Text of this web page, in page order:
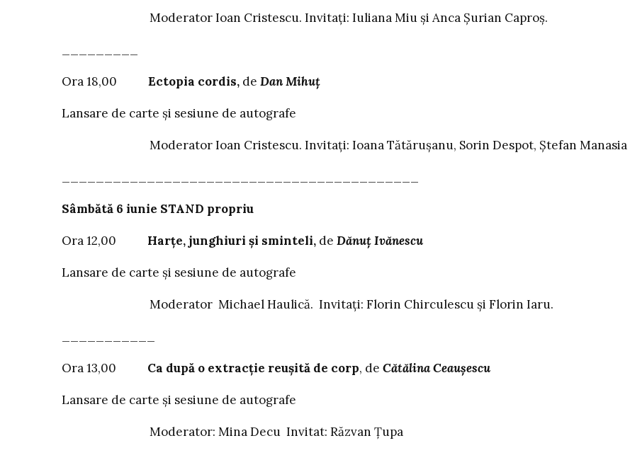
Moderator Ioan Cristescu. Invitați: Iuliana Miu și Anca Şurian Caproş.
Ora 18,00 Ectopia cordis, de Dan Mihuț
Lansare de carte și sesiune de autografe
Moderator Ioan Cristescu. Invitați: Ioana Tătărușanu, Sorin Despot, Ștefan Manasia
Sâmbătă 6 iunie STAND propriu
Ora 12,00 Harțe, junghiuri și sminteli, de Dănuț Ivănescu
Lansare de carte și sesiune de autografe
Moderator Michael Haulică. Invitați: Florin Chirculescu și Florin Iaru.
Ora 13,00 Ca după o extracție reușită de corp, de Cătălina Ceaușescu
Lansare de carte și sesiune de autografe
Moderator: Mina Decu Invitat: Răzvan Țupa